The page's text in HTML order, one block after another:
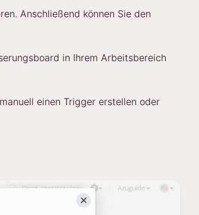
Anschließend können Sie den
in Ihrem Arbeitsbereich
einen Trigger erstellen oder